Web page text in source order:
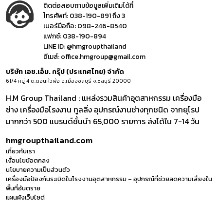
ติดต่อสอบถามข้อมูลเพิ่มเติมได้ที่
โทรศัพท์:038-190-891 ถึง 3
เบอร์มือถือ:098-246-8540
แฟกซ์:038-190-894
LINE ID:@hmgroupthailand
อีเมล์:office.hmgroup@gmail.com
บริษัท เอช.เอ็ม. กรุ๊ป (ประเทศไทย) จำกัด
61/4 หมู่ 4 ต.ดอนหัวฬ่อ อ.เมืองชลบุรี จ.ชลบุรี 20000
H.M Group Thailand : แหล่งรวมสินค้าอุตสาหกรรม เครื่องมือ
ช่าง เครื่องมือโรงงาน ทูลลิ่ง อุปกรณ์งานช่างทุกชนิด จากยุโรป
มากกว่า 500 แบรนด์ชั้นนำ 65,000 รายการ ส่งได้ใน 7-14 วัน
hmgroupthailand.com
เกี่ยวกับเรา
เงื่อนไขข้อตกลง
นโยบายความเป็นส่วนตัว
เครื่องมือป้องกันระเบิดในโรงงานอุตสาหกรรม – อุปกรณ์ที่ช่วยลดความเสี่ยงใน
พื้นที่อันตราย
แผนผังเว็บไซต์